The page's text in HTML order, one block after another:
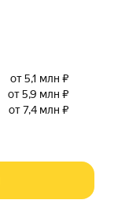
от 5,1 млн ₽
от 5,9 млн ₽
от 7,4 млн ₽